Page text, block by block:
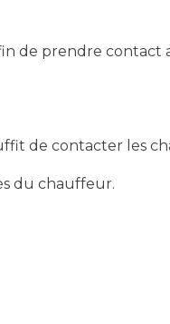
de prendre contact
de contacter les
du chauffeur.